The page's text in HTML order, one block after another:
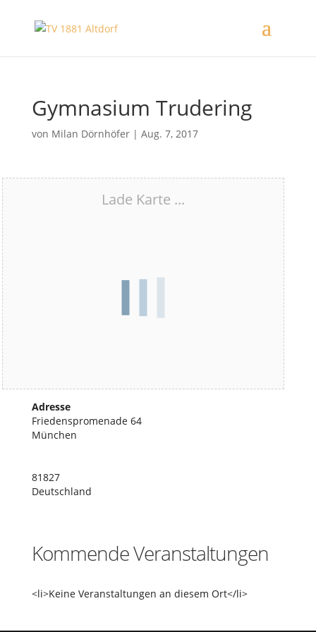
Gymnasium Trudering
von Milan Dörnhöfer| Aug. 7, 2017
Lade Karte ...
Adresse
Friedenspromenade 64
München
81827
Deutschland
Kommende Veranstaltungen
<li>Keine Veranstaltungen an diesem Ort</li>